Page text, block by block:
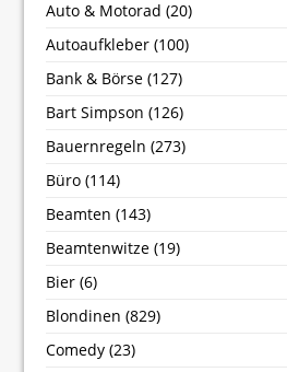
Auto & Motorad (20)
Autoaufkleber (100)
Bank & Börse (127)
Bart Simpson (126)
Bauernregeln (273)
Büro (114)
Beamten (143)
Beamtenwitze (19)
Bier (6)
Blondinen (829)
Comedy (23)